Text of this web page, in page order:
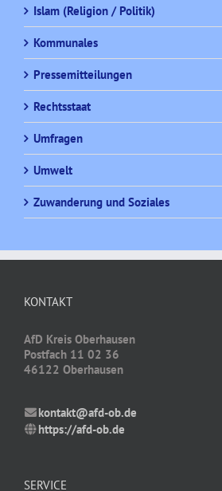
Islam (Religion / Politik)
Kommunales
Pressemitteilungen
Rechtsstaat
Umfragen
Umwelt
Zuwanderung und Soziales
KONTAKT
AfD Kreis Oberhausen
Postfach 11 02 36
46122 Oberhausen
kontakt@afd-ob.de
https://afd-ob.de
SERVICE